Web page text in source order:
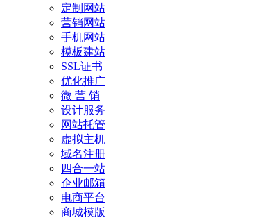
定制网站
营销网站
手机网站
模板建站
SSL证书
优化推广
微 营 销
设计服务
网站托管
虚拟主机
域名注册
四合一站
企业邮箱
电商平台
商城模版